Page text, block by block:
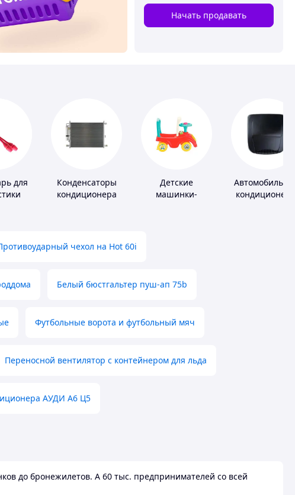
Начать продавать
для
Конденсаторы
кондиционера
Детские
машинки-
чехол на Hot 60i
Белый бюстгальтер пуш-ап 75b
Футбольные ворота и футбольный мяч
Переносной вентилятор с контейнером для льда
АУДИ А6 Ц5
до бронежилетов. А 60 тыс. предпринимателей со всей